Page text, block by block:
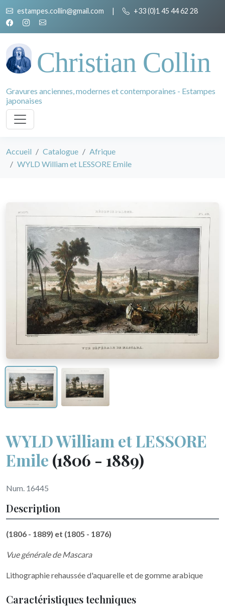
estampes.collin@gmail.com | +33 (0)1 45 44 62 28
Christian Collin
Gravures anciennes, modernes et contemporaines - Estampes
japonaises
Accueil Catalogue
Afrique
WYLD William et LESSORE Emile
WYLD William et LESSORE
Emile (1806 - 1889)
Num. 16445
Description
(1806 - 1889) et (1805 - 1876)
Vue générale de Mascara
Lithographie rehaussée d'aquarelle et de gomme arabique
Caractéristiques techniques